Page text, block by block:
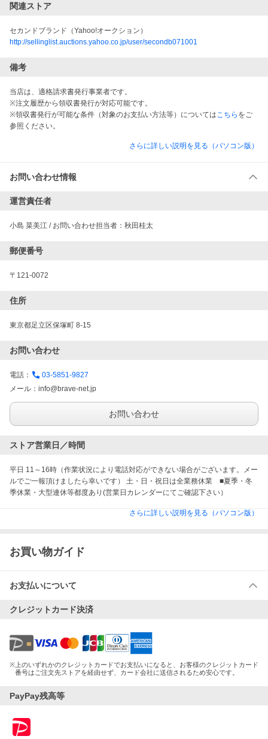
関連ストア
セカンドブランド（Yahoo!オークション）
http://sellinglist.auctions.yahoo.co.jp/user/secondb071001
備考
当店は、適格請求書発行事業者です。
※注文履歴から領収書発行が対応可能です。
※領収書発行が可能な条件（対象のお支払い方法等）については こちら をご
参照ください。
さらに詳しい説明を見る（パソコン版）
お問い合わせ情報
運営責任者
小島 菜美江 / お問い合わせ担当者：秋田桂太
郵便番号
〒121-0072
住所
東京都足立区保塚町 8-15
お問い合わせ
電話：
03-5851-9827
メール： info@brave-net.jp
お問い合わせ
ストア営業日／時間
平日 11～16時（作業状況により電話対応ができない場合がございます。メー
ルでご一報頂けましたら幸いです） 土・日・祝日は全業務休業　■夏季・冬
季休業・大型連休等都度あり(営業日カレンダーにてご確認下さい）
さらに詳しい説明を見る（パソコン版）
お買い物ガイド
お支払いについて
クレジットカード決済
※ 上のいずれかのクレジットカードでお支払いになると、お客様のクレジットカード
番号はご注文先ストアを経由せず、カード会社に送信されるため安心です。
PayPay残高等